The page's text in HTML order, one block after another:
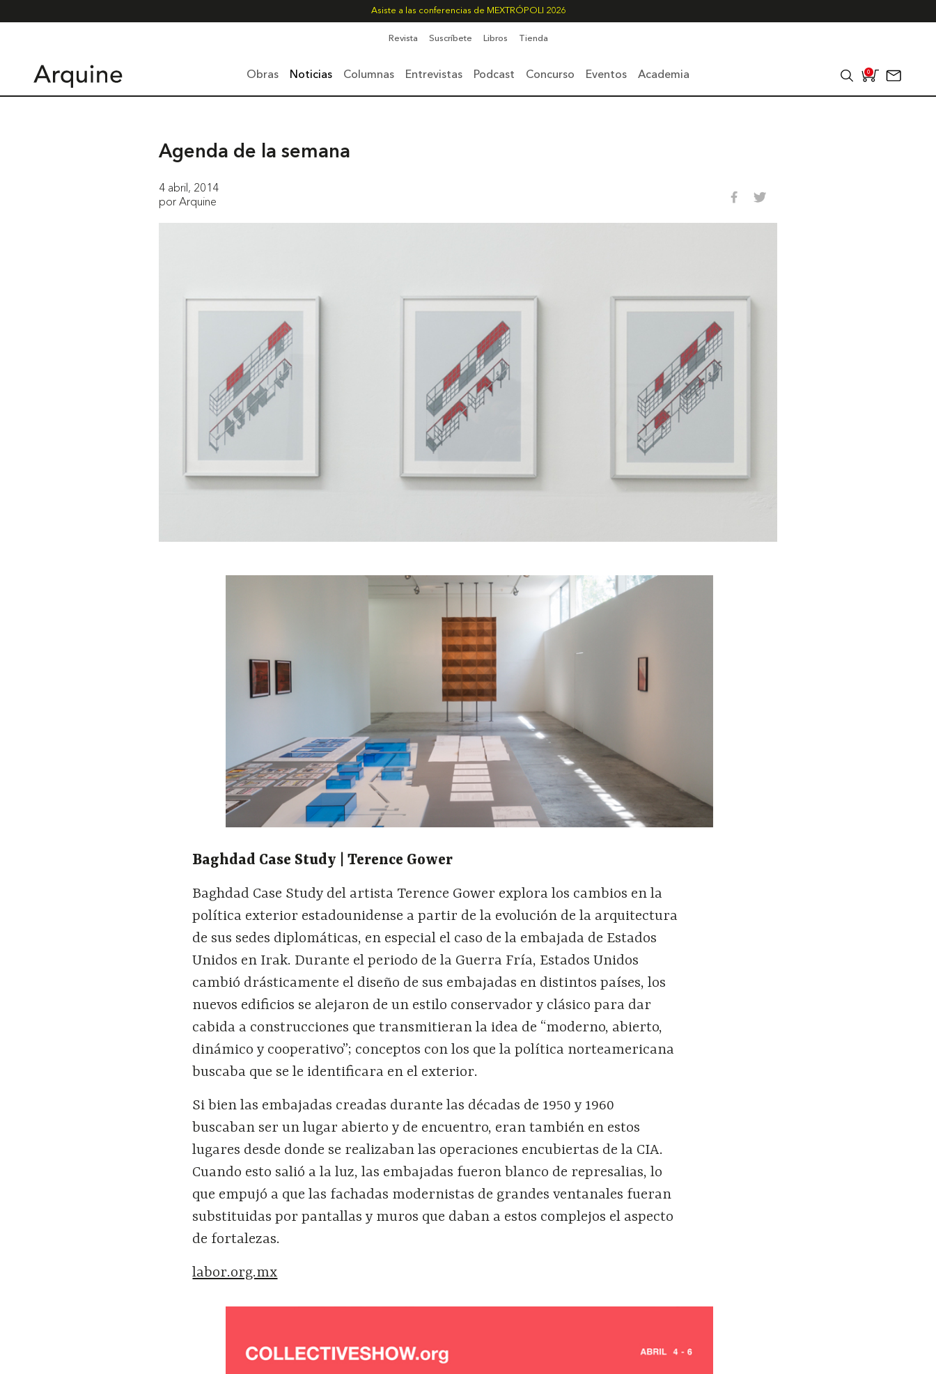
Asiste a las conferencias de MEXTRÓPOLI 2026
Revista Suscríbete Libros Tienda
Obras Noticias Columnas Entrevistas Podcast Concurso Eventos Academia 0
Agenda de la semana
4 abril, 2014
por Arquine
Baghdad Case Study | Terence Gower
Baghdad Case Study del artista Terence Gower explora los cambios en la
política exterior estadounidense a partir de la evolución de la arquitectura
de sus sedes diplomáticas, en especial el caso de la embajada de Estados
Unidos en Irak. Durante el periodo de la Guerra Fría, Estados Unidos
cambió drásticamente el diseño de sus embajadas en distintos países, los
nuevos edificios se alejaron de un estilo conservador y clásico para dar
cabida a construcciones que transmitieran la idea de “moderno, abierto,
dinámico y cooperativo”; conceptos con los que la política norteamericana
buscaba que se le identificara en el exterior.
Si bien las embajadas creadas durante las décadas de 1950 y 1960
buscaban ser un lugar abierto y de encuentro, eran también en estos
lugares desde donde se realizaban las operaciones encubiertas de la CIA.
Cuando esto salió a la luz, las embajadas fueron blanco de represalias, lo
que empujó a que las fachadas modernistas de grandes ventanales fueran
substituidas por pantallas y muros que daban a estos complejos el aspecto
de fortalezas.
labor.org.mx